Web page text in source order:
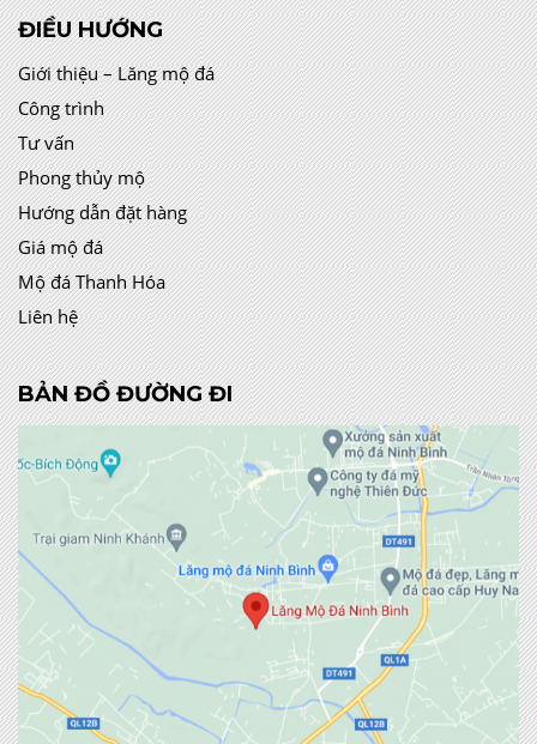
ĐIỀU HƯỚNG
Giới thiệu – Lăng mộ đá
Công trình
Tư vấn
Phong thủy mộ
Hướng dẫn đặt hàng
Giá mộ đá
Mộ đá Thanh Hóa
Liên hệ
BẢN ĐỒ ĐƯỜNG ĐI